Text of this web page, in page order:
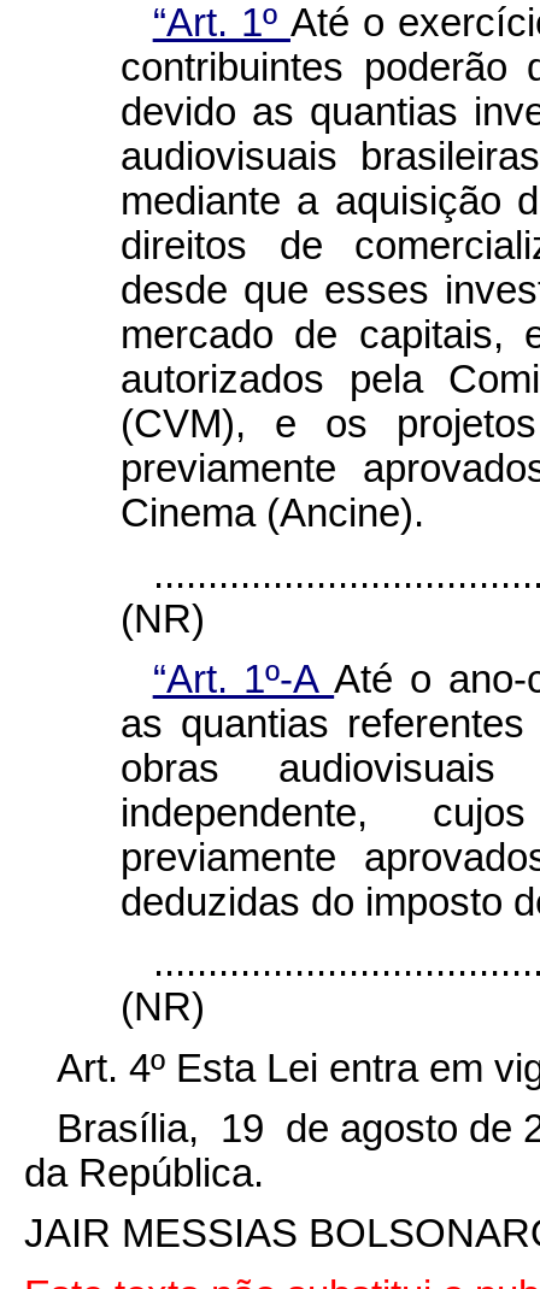
“Art. 1º Até o
contribuintes poderão
devido as quantias
audiovisuais
mediante a aquisição
direitos de
desde que esses
mercado de capitais,
autorizados pela
(CVM), e os
previamente
Cinema (Ancine).
(NR)
“Art. 1º-AAté o ano-
as quantias
obras
independente,
previamente
deduzidas do imposto
(NR)
Art. 4º Esta Lei entra em
Brasília, 19 de agosto de
da República.
JAIR MESSIAS